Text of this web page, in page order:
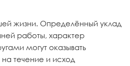
жизни. Определённый уклад
работы, характер
могут оказывать
течение и исход